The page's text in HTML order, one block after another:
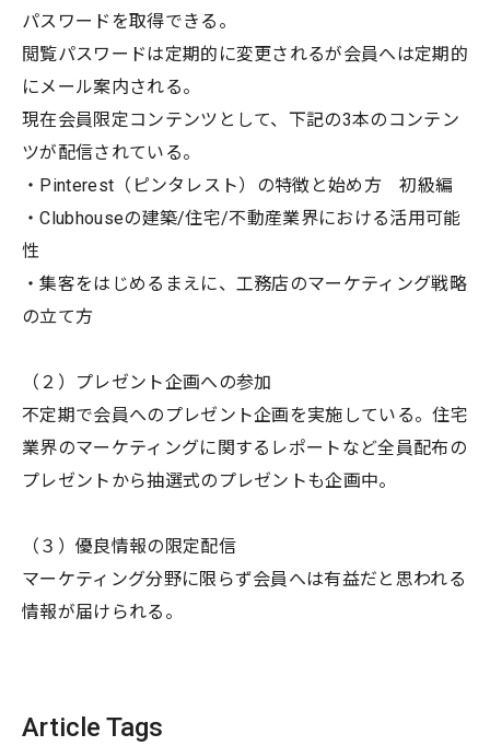
パスワードを取得できる。
閲覧パスワードは定期的に変更されるが会員へは定期的
にメール案内される。
現在会員限定コンテンツとして、下記の3本のコンテン
ツが配信されている。
・Pinterest（ピンタレスト）の特徴と始め方 初級編
・Clubhouseの建築/住宅/不動産業界における活用可能
性
・集客をはじめるまえに、工務店のマーケティング戦略
の立て方
（２）プレゼント企画への参加
不定期で会員へのプレゼント企画を実施している。住宅
業界のマーケティングに関するレポートなど全員配布の
プレゼントから抽選式のプレゼントも企画中。
（３）優良情報の限定配信
マーケティング分野に限らず会員へは有益だと思われる
情報が届けられる。
Article Tags